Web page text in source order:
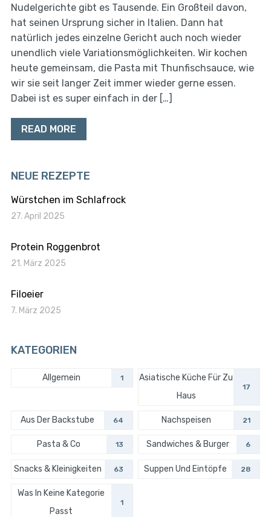
Nudelgerichte gibt es Tausende. Ein Großteil davon,
hat seinen Ursprung sicher in Italien. Dann hat
natürlich jedes einzelne Gericht auch noch wieder
unendlich viele Variationsmöglichkeiten. Wir kochen
heute gemeinsam, die Pasta mit Thunfischsauce, wie
wir sie seit langer Zeit immer wieder gerne essen.
Dabei ist es super einfach in der […]
READ MORE
NEUE REZEPTE
Würstchen im Schlafrock
27. April 2025
Protein Roggenbrot
21. März 2025
Filoeier
7. März 2025
KATEGORIEN
Allgemein 1
Asiatische Küche Für Zu
Haus
17
Aus Der Backstube 64 Nachspeisen 21
Pasta & Co 13 Sandwiches & Burger 6
Snacks & Kleinigkeiten 63 Suppen Und Eintöpfe 28
Was In Keine Kategorie
Passt
1